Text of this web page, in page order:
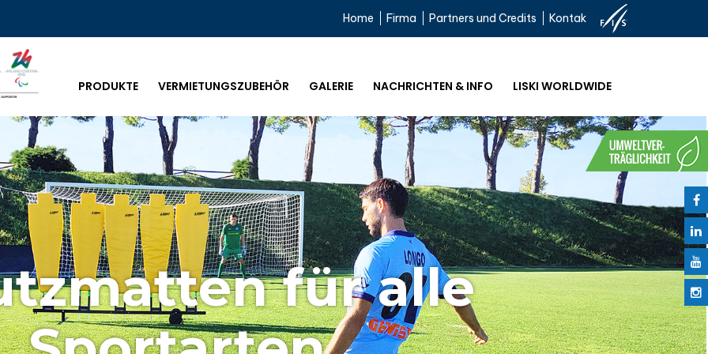
Home Firma Partners und Credits Kontak
PRODUKTE VERMIETUNGSZUBEHÖR GALERIE NACHRICHTEN & INFO LISKI WORLDWIDE
für alle